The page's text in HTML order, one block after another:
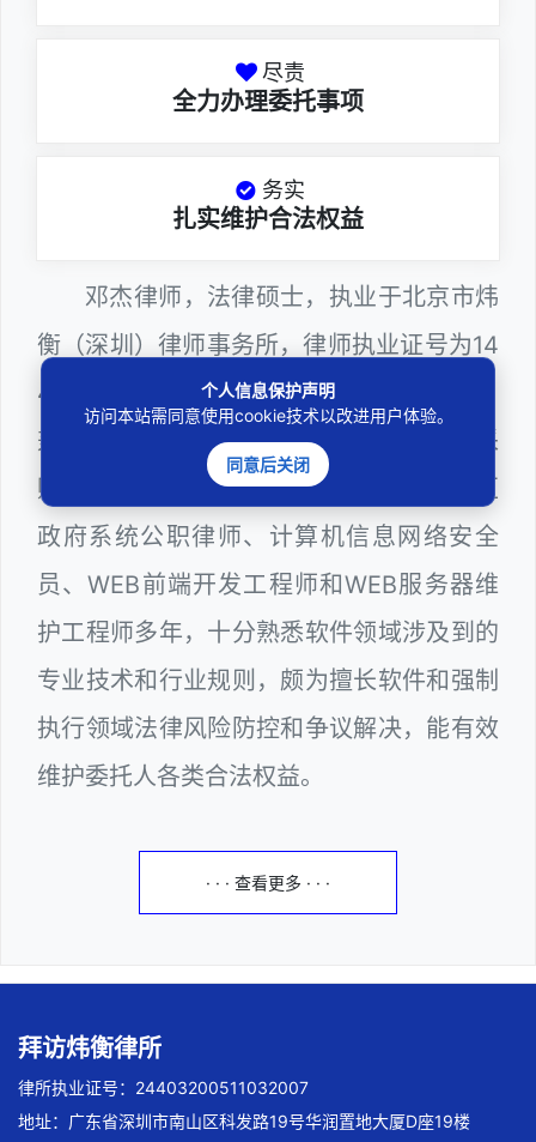
尽责
全力办理委托事项
务实
扎实维护合法权益
邓杰律师，法律硕士，执业于北京市炜
衡（深圳）律师事务所，律师执业证号为14
403201810022100。邓杰律师现（或曾）
兼任深圳市人民政府听证员、深圳市政府采
购评审专家（法律类），曾担任深圳市某区
政府系统公职律师、计算机信息网络安全
员、WEB前端开发工程师和WEB服务器维
护工程师多年，十分熟悉软件领域涉及到的
专业技术和行业规则，颇为擅长软件和强制
执行领域法律风险防控和争议解决，能有效
维护委托人各类合法权益。
· · · 查看更多 · · ·
拜访炜衡律所
律所执业证号：24403200511032007
地址：广东省深圳市南山区科发路19号华润置地大厦D座19楼
个人信息保护声明
访问本站需同意使用cookie技术以改进用户体验。
同意后关闭